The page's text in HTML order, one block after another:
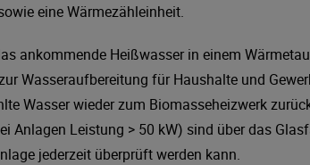
eine Wärmezähleinheit.
ankommende Heißwasser in einem
Wasseraufbereitung für Haushalte und
Wasser wieder zum Biomasseheizwerk
Anlagen Leistung > 50 kW) sind über das
jederzeit überprüft werden kann.